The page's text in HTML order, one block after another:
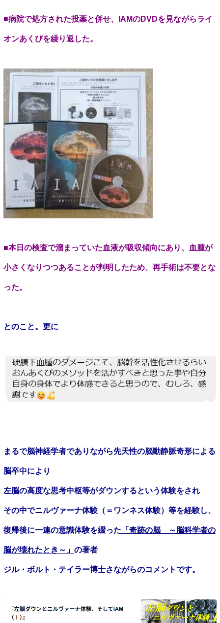
■病院で処方された投薬と併せ、 IAMのDVDを見ながらライ
オンあくびを繰り返した。
■本日の検査で溜まっていた血液が吸収傾向にあり、血腫が
小さくなりつつあることが判明したため、再手術は不要とな
った。
とのこと。更に
まるで脳神経学者でありながら先天性の脳動静脈奇形による
脳卒中により
左脳の高度な思考中枢等がダウンするという体験をされ
その中でニルヴァーナ体験（＝ワンネス体験）等を経験し、
復帰後に一連の意識体験を綴った 「奇跡の脳 ～脳科学者の
脳が壊れたとき～」 の著者
ジル・ボルト・テイラー博士さながらのコメントです。